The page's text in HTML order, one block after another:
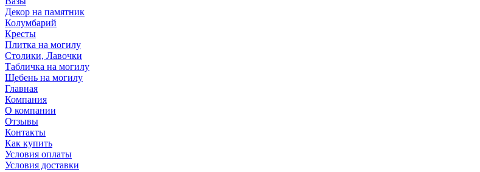
Декор на памятник
Колумбарий
Кресты
Плитка на могилу
Столики, Лавочки
Табличка на могилу
Щебень на могилу
Главная
Компания
О компании
Отзывы
Контакты
Как купить
Условия оплаты
Условия доставки